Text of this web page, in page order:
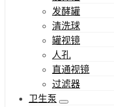
发酵罐
清洗球
罐视镜
人孔
直通视镜
过滤器
卫生泵